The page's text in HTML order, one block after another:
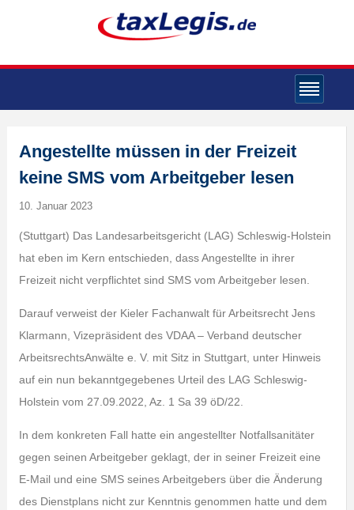
Angestellte müssen in der Freizeit
keine SMS vom Arbeitgeber lesen
10. Januar 2023
(Stuttgart) Das Landesarbeitsgericht (LAG) Schleswig-Holstein
hat eben im Kern entschieden, dass Angestellte in ihrer
Freizeit nicht verpflichtet sind SMS vom Arbeitgeber lesen.
Darauf verweist der Kieler Fachanwalt für Arbeitsrecht Jens
Klarmann, Vizepräsident des VDAA – Verband deutscher
ArbeitsrechtsAnwälte e. V. mit Sitz in Stuttgart, unter Hinweis
auf ein nun bekanntgegebenes Urteil des LAG Schleswig-
Holstein vom 27.09.2022, Az. 1 Sa 39 öD/22.
In dem konkreten Fall hatte ein angestellter Notfallsanitäter
gegen seinen Arbeitgeber geklagt, der in seiner Freizeit eine
E-Mail und eine SMS seines Arbeitgebers über die Änderung
des Dienstplans nicht zur Kenntnis genommen hatte und dem